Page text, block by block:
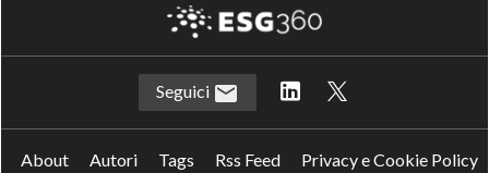
Seguici
About Autori Tags Rss Feed
Privacy e Cookie Policy